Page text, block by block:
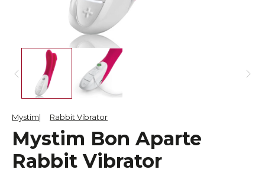
Mystim Rabbit Vibrator
Mystim Bon Aparte
Rabbit Vibrator